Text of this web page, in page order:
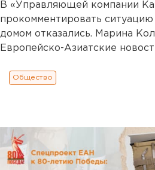
В «Управляющей компании
прокомментировать ситуацию
домом отказались. Марина
Европейско-Азиатские
Общество